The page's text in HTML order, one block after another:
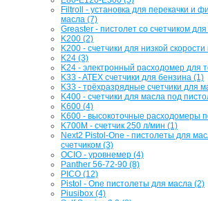
Filtroll - установка для перекачки и
масла (7)
Greaster - пистолет со счетчиком
K200 (2)
K200 - счетчики для низкой скорости
K24 (3)
K24 - электронный расходомер для
K33 - ATEX счетчики для бензина (1)
K33 - трёхразрядные счетчики для
K400 - счетчики для масла под
K600 (4)
K600 - высокоточные расходомеры
K700M - счетчик 250 л/мин (1)
Next2 Pistol-One - пистолеты для
счетчиком (3)
OCIO - уровнемер (4)
Panther 56-72-90 (8)
PICO (12)
Pistol - One пистолеты для масла (2)
Piusibox (4)